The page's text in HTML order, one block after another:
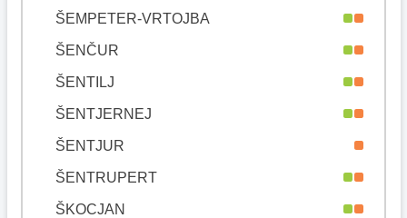
ŠEMPETER-VRTOJBA
ŠENČUR
ŠENTILJ
ŠENTJERNEJ
ŠENTJUR
ŠENTRUPERT
ŠKOCJAN